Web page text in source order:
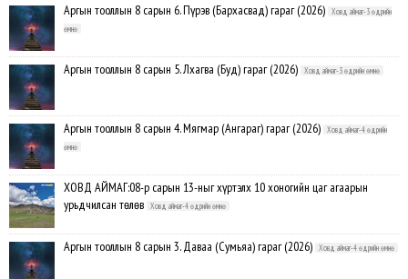
Аргын тооллын 8 сарын 6. Пүрэв (Бархасвад) гараг (2026)
Ховд аймаг-3 өдрийн
өмнө
Аргын тооллын 8 сарын 5. Лхагва (Буд) гараг (2026) Ховд аймаг-3 өдрийн өмнө
Аргын тооллын 8 сарын 4. Мягмар (Ангараг) гараг (2026)
Ховд аймаг-4 өдрийн
өмнө
ХОВД АЙМАГ:08-р сарын 13-ныг хүртэлх 10 хоногийн цаг агаарын
урьдчилсан төлөв
Ховд аймаг-4 өдрийн өмнө
Аргын тооллын 8 сарын 3. Даваа (Сумьяа) гараг (2026) Ховд аймаг-4 өдрийн өмнө